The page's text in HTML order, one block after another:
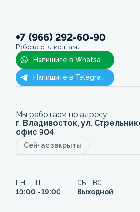
+7 (966) 292-60-90
Работа с клиентами
Напишите в Whatsapp
Напишите в Telegram
Мы работаем по адресу
г. Владивосток, ул.
офис 904
Сейчас закрыты
ПН - ПТ
10:00 - 19:00
СБ - ВС
Выходной